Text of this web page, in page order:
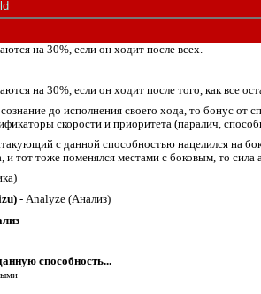
на 30%, если он ходит после всех.
на 30%, если он ходит после того, как все
до исполнения своего хода, то бонус от
скорости и приоритета (паралич,
с данной способностью нацелился на
и тот тоже поменялся местами с боковым, то
- Analyze (Анализ)
способность...